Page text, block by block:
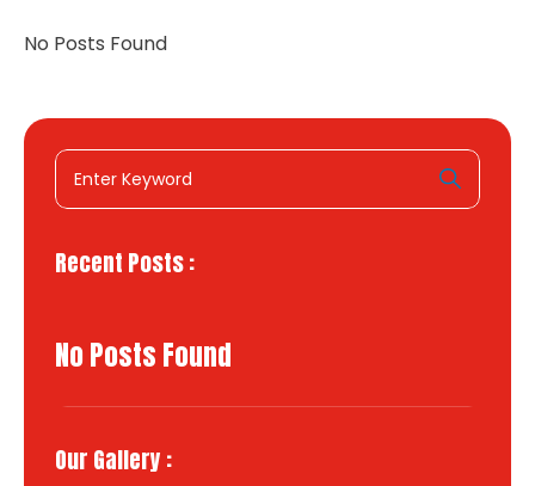
No Posts Found
Recent Posts :
No Posts Found
Our Gallery :